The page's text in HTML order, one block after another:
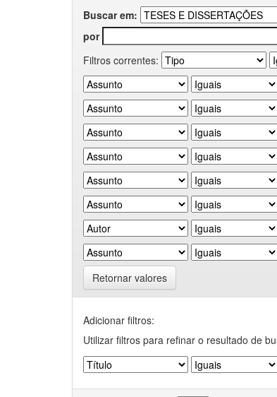
Buscar em:
por
Filtros correntes:
Retornar valores
Adicionar filtros:
Utilizar filtros para refinar o resultado de